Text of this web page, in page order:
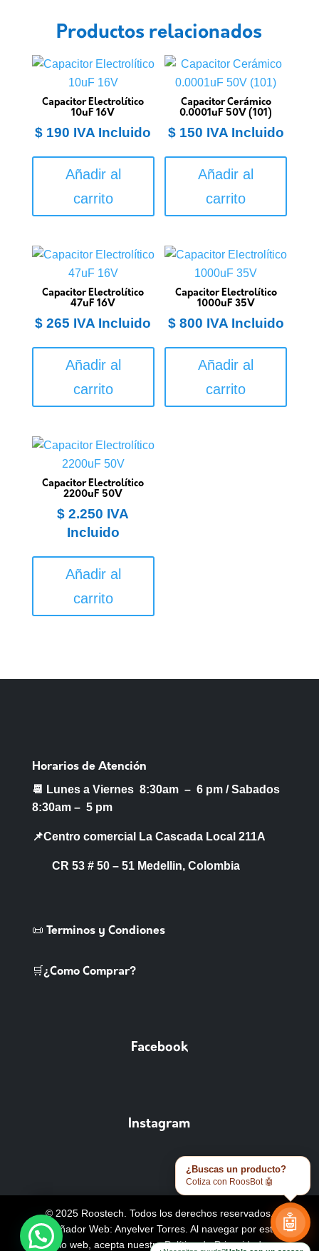
Productos relacionados
Capacitor Electrolítico
10uF 16V
$ 190 IVA Incluido
Añadir al
carrito
Capacitor Cerámico
0.0001uF 50V (101)
$150 IVA Incluido
Añadir al
carrito
Capacitor Electrolítico
47uF 16V
$ 265 IVA Incluido
Añadir al
carrito
Capacitor Electrolítico
1000uF 35V
$800 IVA Incluido
Añadir al
carrito
Capacitor Electrolítico
2200uF 50V
$ 2.250 IVA
Incluido
Añadir al
carrito
Horarios de Atención
📆 Lunes a Viernes 8:30am – 6 pm /Sabados
8:30am – 5 pm
📌Centro comercial La Cascada Local 211A
CR 53 # 50 – 51 Medellin, Colombia
📜 Terminos y Condiones
🛒¿Como Comprar?
Facebook
Instagram
© 2025 Roostech. Todos los derechos reservados.
Diseñador Web: Anyelver Torres . Al navegar por este
sitio web, acepta nuestraPolítica de Privacidad y
¿Buscas un producto?
Cotiza con RoosBot 🤖
🤖